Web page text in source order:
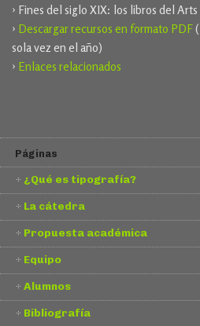
› Fines del siglo XIX: los libros del Arts
› Descargar recursos en formato PDF
sola vez en el año)
› Enlaces relacionados
Páginas
¿Qué es tipografía?
La cátedra
Propuesta académica
Equipo
Alumnos
Bibliografía